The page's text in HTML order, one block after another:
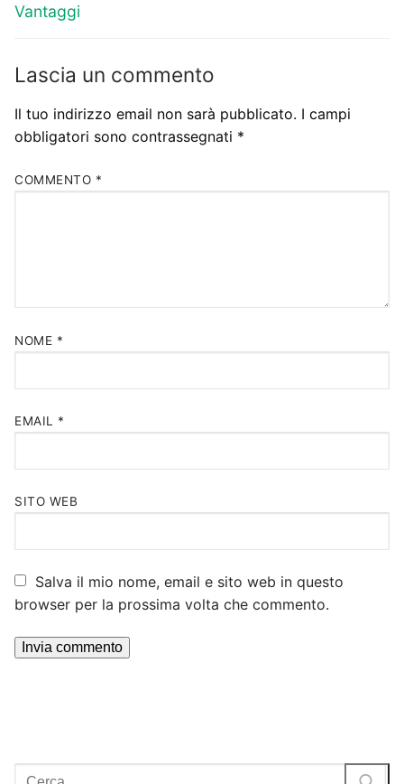
Vantaggi
Lascia un commento
Il tuo indirizzo email non sarà pubblicato. I campi
obbligatori sono contrassegnati *
COMMENTO *
NOME *
EMAIL *
SITO WEB
Salva il mio nome, email e sito web in questo
browser per la prossima volta che commento.
Cerca: